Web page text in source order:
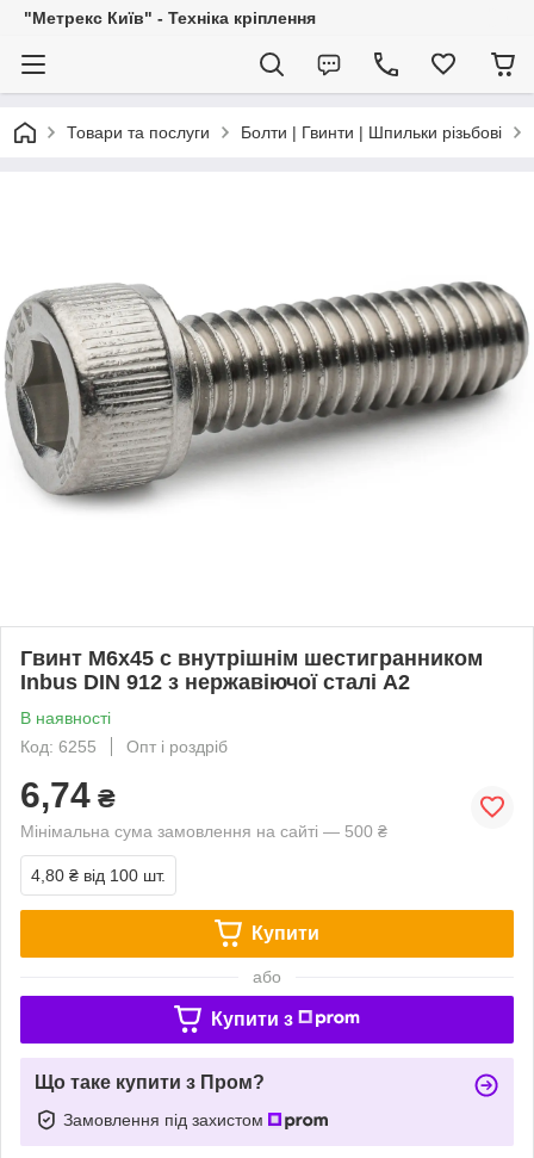
"Метрекс Київ" - Техніка кріплення
Товари та послуги Болти | Гвинти | Шпильки різьбові
Гвинт М6х45 c внутрішнім шестигранником
Inbus DIN 912 з нержавіючої сталі А2
В наявності
Код: 6255
Опт і роздріб
6,74 ₴
Мінімальна сума замовлення на сайті — 500 ₴
4,80 ₴ від 100 шт.
Купити
або
Купити з
Що таке купити з Пром?
Замовлення під захистом